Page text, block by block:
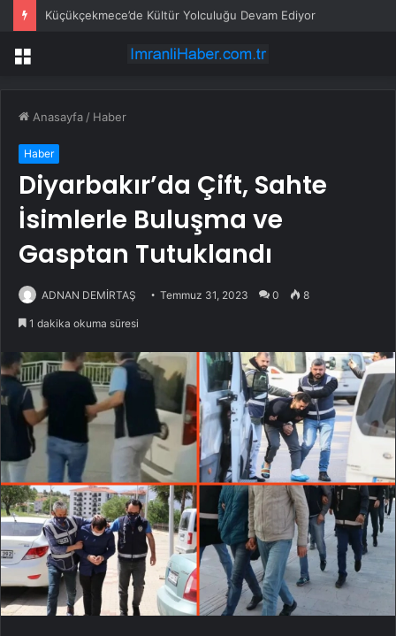
Küçükçekmece’de Kültür Yolculuğu Devam Ediyor
Menü
Anasayfa / Haber
Haber
Diyarbakır’da Çift, Sahte
İsimlerle Buluşma ve
Gasptan Tutuklandı
ADNAN DEMİRTAŞ Temmuz 31, 2023 0 8
1 dakika okuma süresi